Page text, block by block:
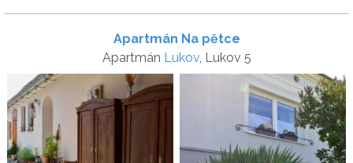
Apartmán Na pětce
Apartmán Lukov, Lukov 5